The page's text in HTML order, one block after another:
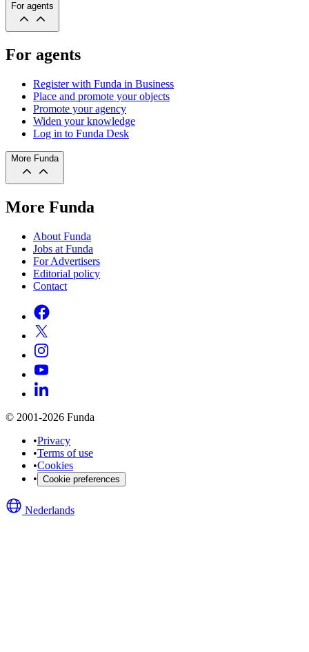
For agents
For agents
Register with Funda in Business
Place and promote your objects
Promote your agency
Widen your knowledge
Log in to Funda Desk
More Funda
More Funda
About Funda
Jobs at Funda
For Advertisers
Editorial policy
Contact
© 2001-2026 Funda
•Privacy
•Terms of use
•Cookies
• Cookie preferences
Nederlands